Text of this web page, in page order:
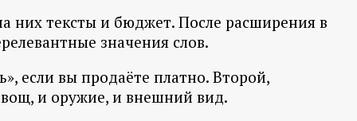
них тексты и бюджет. После расширения в
значения слов.
если вы продаёте платно. Второй,
и оружие, и внешний вид.